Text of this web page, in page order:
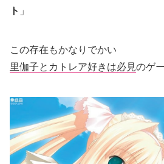
ト 」
この存在もかなりでかい
里伽子とカトレア好きは必見のゲ